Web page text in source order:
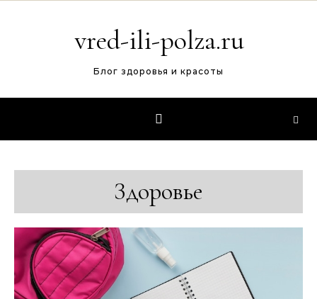
vred-ili-polza.ru
Блог здоровья и красоты
Здоровье